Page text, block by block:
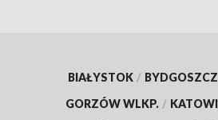
BIAŁYSTOK / BYDGOSZCZ
GORZÓW WLKP. /